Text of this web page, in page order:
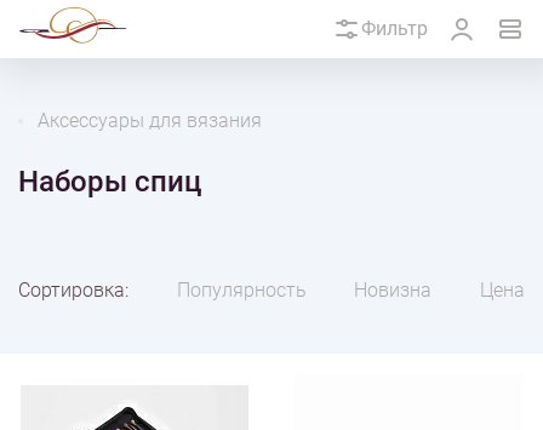
Фильтр
Аксессуары для вязания
Наборы спиц
Сортировка: Популярность Новизна Цена